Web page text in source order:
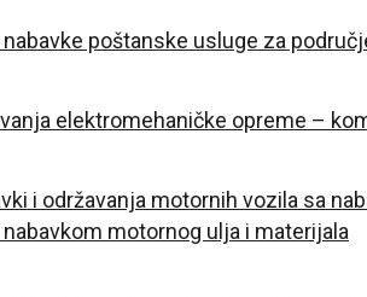
poštanske usluge za
elektromehaničke opreme –
i održavanja motornih vozila sa
motornog ulja i materijala